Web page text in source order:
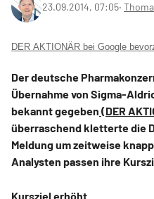
23.09.2014, 07:05‧
DER AKTIONÄR bei Google
Der deutsche
Übernahme von Sigma-
bekannt gegeben (DER
überraschend kletterte die
Meldung um zeitweise
Analysten passen ihre
Kursziel erhöht